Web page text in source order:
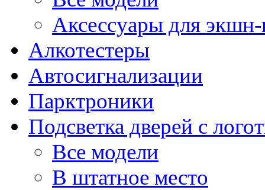
Аксессуары для
Алкотестеры
Автосигнализации
Парктроники
Подсветка дверей с
Все модели
В штатное место